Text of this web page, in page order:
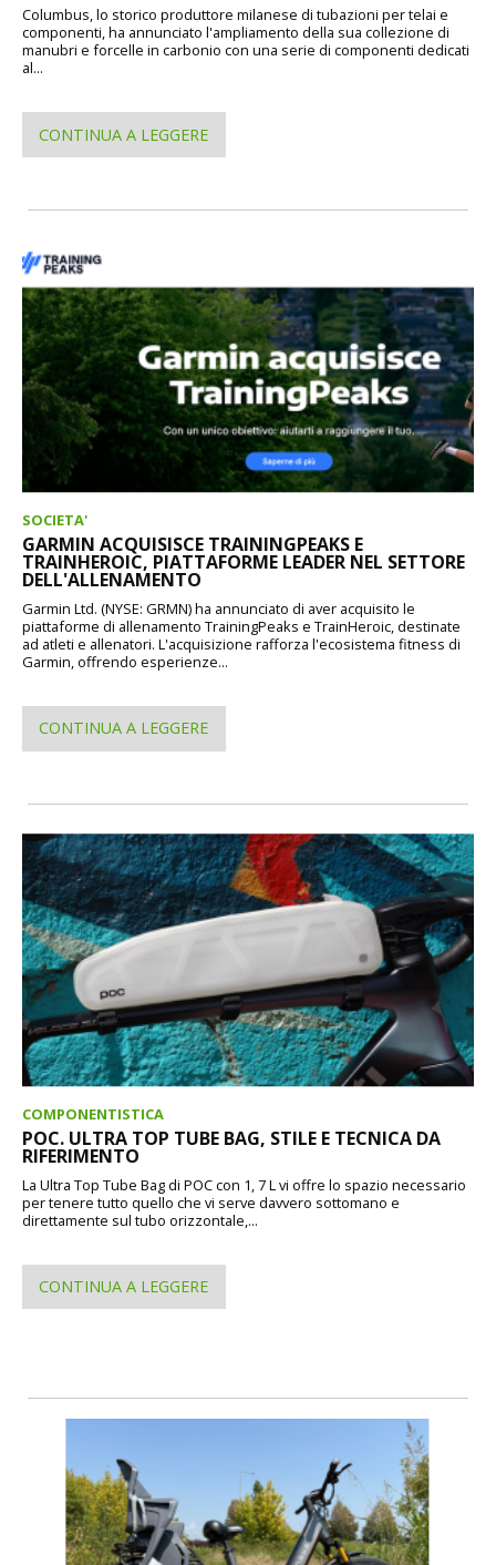
Columbus, lo storico produttore milanese di tubazioni per telai e
componenti, ha annunciato l'ampliamento della sua collezione di
manubri e forcelle in carbonio con una serie di componenti dedicati
al...
CONTINUA A LEGGERE
SOCIETA'
GARMIN ACQUISISCE TRAININGPEAKS E
TRAINHEROIC, PIATTAFORME LEADER NEL SETTORE
DELL'ALLENAMENTO
Garmin Ltd. (NYSE: GRMN) ha annunciato di aver acquisito le
piattaforme di allenamento TrainingPeaks e TrainHeroic, destinate
ad atleti e allenatori. L'acquisizione rafforza l'ecosistema fitness di
Garmin, offrendo esperienze...
CONTINUA A LEGGERE
COMPONENTISTICA
POC. ULTRA TOP TUBE BAG, STILE E TECNICA DA
RIFERIMENTO
La Ultra Top Tube Bag di POC con 1, 7 L vi offre lo spazio necessario
per tenere tutto quello che vi serve davvero sottomano e
direttamente sul tubo orizzontale,...
CONTINUA A LEGGERE